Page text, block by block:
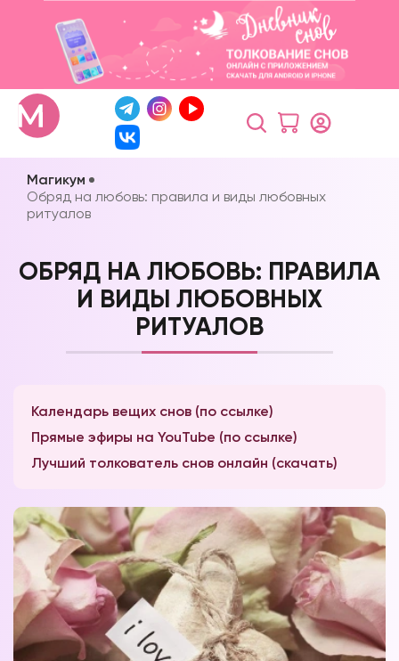
Магикум
Обряд на любовь: правила и виды любовных
ритуалов
ОБРЯД НА ЛЮБОВЬ: ПРАВИЛА
И ВИДЫ ЛЮБОВНЫХ
РИТУАЛОВ
Календарь вещих снов (по ссылке)
Прямые эфиры на YouTube (по ссылке)
Лучший толкователь снов онлайн (скачать)